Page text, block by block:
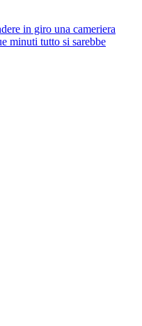
in giro una cameriera
minuti tutto si sarebbe